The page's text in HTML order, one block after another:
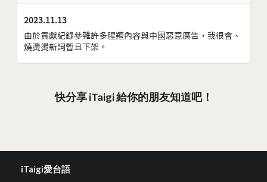
2023.11.13
由於貢獻紀錄參雜許多腥羶內容與中國惡意廣告，我很會、
燒燙燙新詞暫且下架。
快分享 iTaigi 給你的朋友知道吧！
iTaigi愛台語